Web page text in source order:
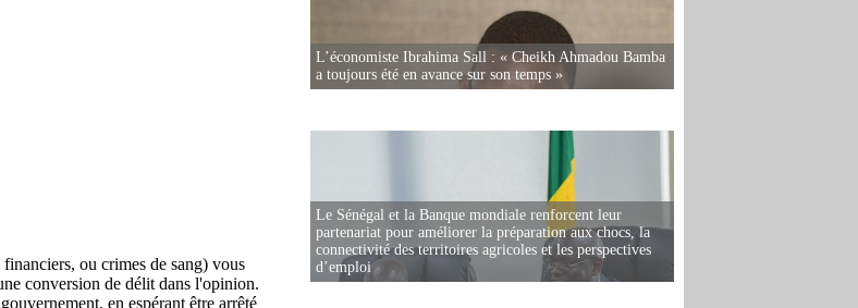
L’économiste Ibrahima Sall : « Cheikh Ahmadou Bamba
a toujours été en avance sur son temps »
Le Sénégal et la Banque mondiale renforcent leur
partenariat pour améliorer la préparation aux chocs, la
connectivité des territoires agricoles et les perspectives
d’emploi